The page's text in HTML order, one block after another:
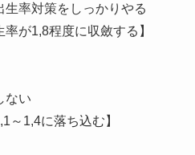
率対策をしっかりやる
が1,8程度に収斂する】
ない
～1,4に落ち込む】